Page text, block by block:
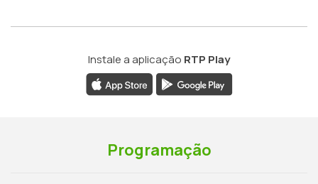
Instale a aplicação RTP Play
Programação